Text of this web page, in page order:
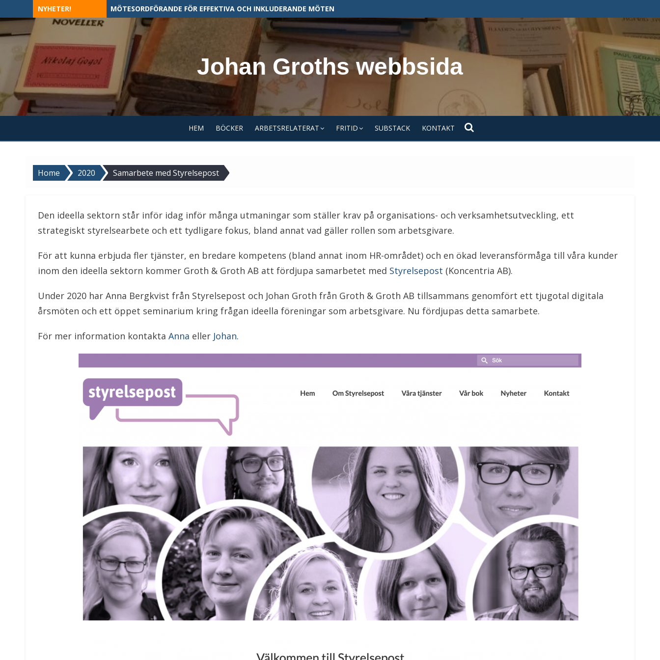
to
content
NYHETER! MÖTESORDFÖRANDE FÖR EFFEKTIVA OCH INKLUDERANDE MÖTEN
Johan Groths webbsida
HEM BÖCKER ARBETSRELATERAT FRITID SUBSTACK KONTAKT
Home 2020 Samarbete med Styrelsepost
Den ideella sektorn står inför idag inför många utmaningar som ställer krav på organisations- och verksamhetsutveckling, ett
strategiskt styrelsearbete och ett tydligare fokus, bland annat vad gäller rollen som arbetsgivare.
För att kunna erbjuda fler tjänster, en bredare kompetens (bland annat inom HR-området) och en ökad leveransförmåga till våra kunder
inom den ideella sektorn kommer Groth & Groth AB att fördjupa samarbetet med Styrelsepost (Koncentria AB).
Under 2020 har Anna Bergkvist från Styrelsepost och Johan Groth från Groth & Groth AB tillsammans genomfört ett tjugotal digitala
årsmöten och ett öppet seminarium kring frågan ideella föreningar som arbetsgivare. Nu fördjupas detta samarbete.
För mer information kontakta Anna eller Johan.